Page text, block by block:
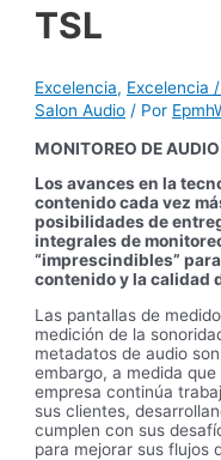
TSL
Excelencia, Excelencia
Salon Audio / Por
MONITOREO DE AUDIO
Los avances en la
contenido cada vez
posibilidades de
integrales de
“imprescindibles”
contenido y la calidad
Las pantallas de
medición de la
metadatos de audio
embargo, a medida
empresa continúa
sus clientes,
cumplen con sus
para mejorar sus flujos